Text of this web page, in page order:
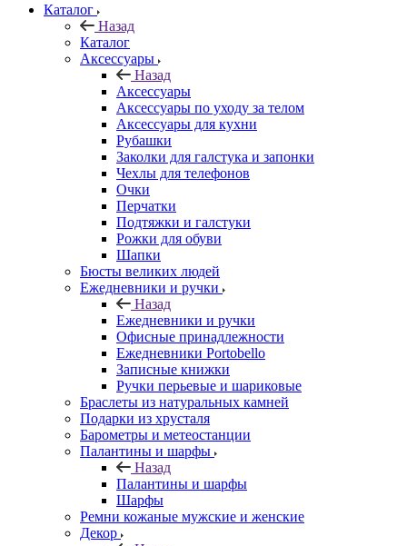
Каталог
Назад
Каталог
Аксессуары
Назад
Аксессуары
Аксессуары по уходу за телом
Аксессуары для кухни
Рубашки
Заколки для галстука и запонки
Чехлы для телефонов
Очки
Перчатки
Подтяжки и галстуки
Рожки для обуви
Шапки
Бюсты великих людей
Ежедневники и ручки
Назад
Ежедневники и ручки
Офисные принадлежности
Ежедневники Portobello
Записные книжки
Ручки перьевые и шариковые
Браслеты из натуральных камней
Подарки из хрусталя
Барометры и метеостанции
Палантины и шарфы
Назад
Палантины и шарфы
Шарфы
Ремни кожаные мужские и женские
Декор